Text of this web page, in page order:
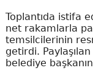
Toplantıda istifa
net rakamlarla
temsilcilerinin
getirdi.
belediye